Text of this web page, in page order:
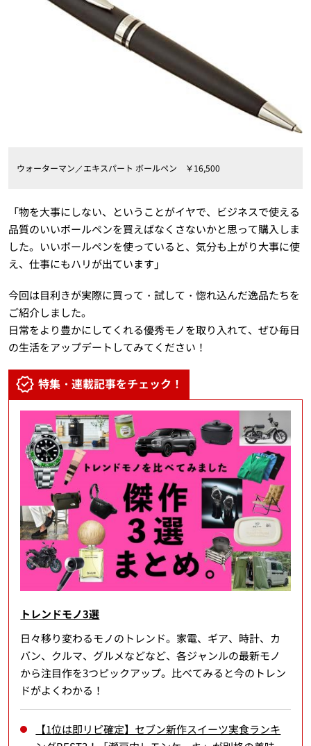
ウォーターマン／エキスパート ボールペン ￥16,500
「物を大事にしない、ということがイヤで、ビジネスで使える
品質のいいボールペンを買えばなくさないかと思って購入しま
した。いいボールペンを使っていると、気分も上がり大事に使
え、仕事にもハリが出ています」
今回は目利きが実際に買って・試して・惚れ込んだ逸品たちを
ご紹介しました。
日常をより豊かにしてくれる優秀モノを取り入れて、ぜひ毎日
の生活をアップデートしてみてください！
特集・連載記事をチェック！
トレンドモノ3選
日々移り変わるモノのトレンド。家電、ギア、時計、カ
バン、クルマ、グルメなどなど、各ジャンルの最新モノ
から注目作を3つピックアップ。比べてみると今のトレン
ドがよくわかる！
【1位は即リピ確定】セブン新作スイーツ実食ランキ